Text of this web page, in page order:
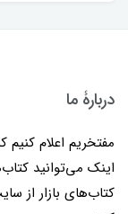
دربارۀ ما
اینک می‌توانید
کتاب‌های بازار از